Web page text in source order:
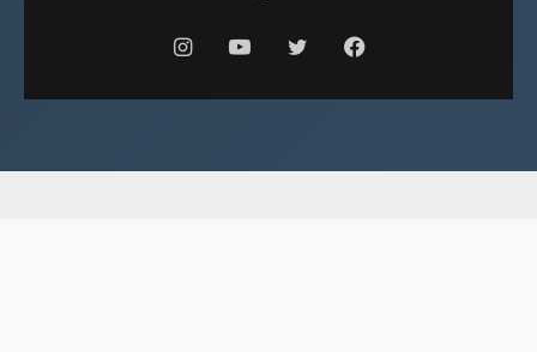
فيسبوكتويتر يوتيوبانستقرام